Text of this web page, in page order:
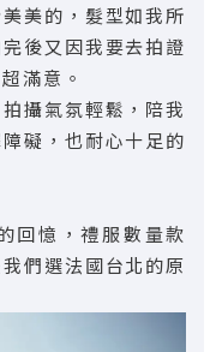
美的，髮型如我所
後又因我要去拍證
滿意。
攝氣氛輕鬆，陪我
礙，也耐心十足的
回憶，禮服數量款
們選法國台北的原